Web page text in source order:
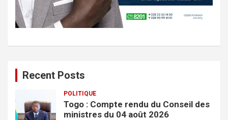
Recent Posts
POLITIQUE
Togo : Compte rendu du Conseil des
ministres du 04 août 2026